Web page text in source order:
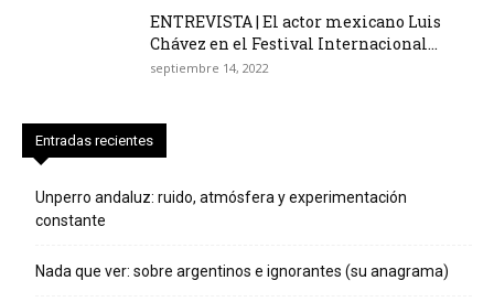
ENTREVISTA | El actor mexicano Luis
Chávez en el Festival Internacional...
septiembre 14, 2022
Entradas recientes
Unperro andaluz: ruido, atmósfera y experimentación
constante
Nada que ver: sobre argentinos e ignorantes (su anagrama)